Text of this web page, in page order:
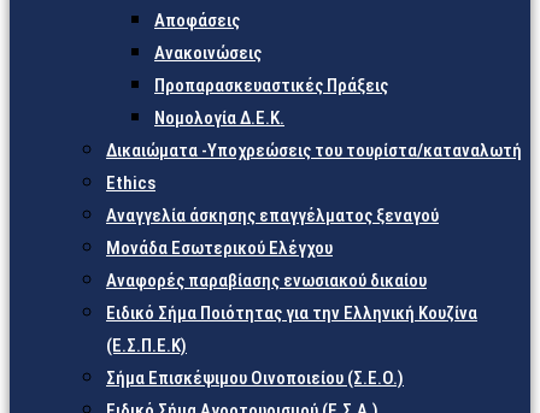
Αποφάσεις
Ανακοινώσεις
Προπαρασκευαστικές Πράξεις
Νομολογία Δ.Ε.Κ.
Δικαιώματα -Υποχρεώσεις του τουρίστα/καταναλωτή
Ethics
Αναγγελία άσκησης επαγγέλματος ξεναγού
Μονάδα Εσωτερικού Ελέγχου
Αναφορές παραβίασης ενωσιακού δικαίου
Ειδικό Σήμα Ποιότητας για την Ελληνική Κουζίνα
(Ε.Σ.Π.Ε.Κ)
Σήμα Επισκέψιμου Οινοποιείου (Σ.Ε.Ο.)